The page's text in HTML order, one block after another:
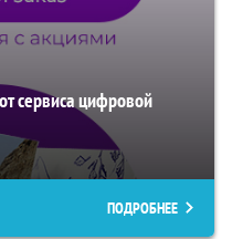
сервиса цифровой
ПОДРОБНЕЕ